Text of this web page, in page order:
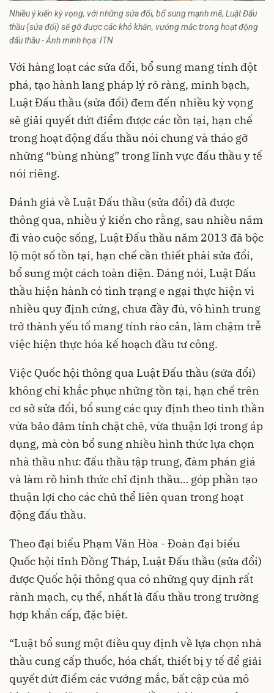
Nhiều ý kiến kỳ vọng, với những sửa đổi, bổ sung mạnh mẽ, Luật Đấu
thầu (sửa đổi) sẽ gỡ được các khó khăn, vướng mắc trong hoạt động
đấu thầu - Ảnh minh họa: ITN
Với hàng loạt các sửa đổi, bổ sung mang tính đột
phá, tạo hành lang pháp lý rõ ràng, minh bạch,
Luật Đấu thầu (sửa đổi) đem đến nhiều kỳ vọng
sẽ giải quyết dứt điểm được các tồn tại, hạn chế
trong hoạt động đấu thầu nói chung và tháo gỡ
những “bùng nhùng” trong lĩnh vực đấu thầu y tế
nói riêng.
Đánh giá về Luật Đấu thầu (sửa đổi) đã được
thông qua, nhiều ý kiến cho rằng, sau nhiều năm
đi vào cuộc sống, Luật Đấu thầu năm 2013 đã bộc
lộ một số tồn tại, hạn chế cần thiết phải sửa đổi,
bổ sung một cách toàn diện. Đáng nói, Luật Đấu
thầu hiện hành có tình trạng e ngại thực hiện vì
nhiều quy định cứng, chưa đầy đủ, vô hình trung
trở thành yếu tố mang tính rào cản, làm chậm trễ
việc hiện thực hóa kế hoạch đầu tư công.
Việc Quốc hội thông qua Luật Đấu thầu (sửa đổi)
không chỉ khắc phục những tồn tại, hạn chế trên
cơ sở sửa đổi, bổ sung các quy định theo tinh thần
vừa bảo đảm tính chặt chẽ, vừa thuận lợi trong áp
dụng, mà còn bổ sung nhiều hình thức lựa chọn
nhà thầu như: đấu thầu tập trung, đàm phán giá
và làm rõ hình thức chỉ định thầu… góp phần tạo
thuận lợi cho các chủ thể liên quan trong hoạt
động đấu thầu.
Theo đại biểu Phạm Văn Hòa - Đoàn đại biểu
Quốc hội tỉnh Đồng Tháp, Luật Đấu thầu (sửa đổi)
được Quốc hội thông qua có những quy định rất
rành mạch, cụ thể, nhất là đấu thầu trong trường
hợp khẩn cấp, đặc biệt.
“Luật bổ sung một điều quy định về lựa chọn nhà
thầu cung cấp thuốc, hóa chất, thiết bị y tế để giải
quyết dứt điểm các vướng mắc, bất cập của mô